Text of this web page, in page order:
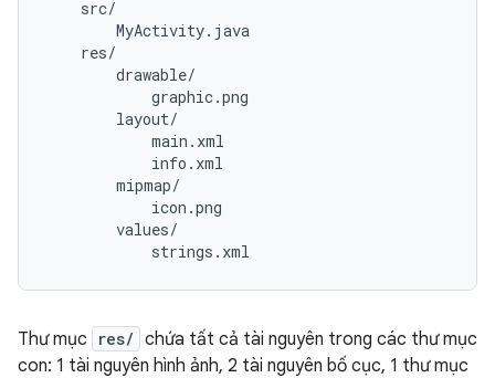
Thư mục res/ chứa tất cả tài nguyên trong các thư mục
con: 1 tài nguyên hình ảnh, 2 tài nguyên bố cục, 1 thư mục